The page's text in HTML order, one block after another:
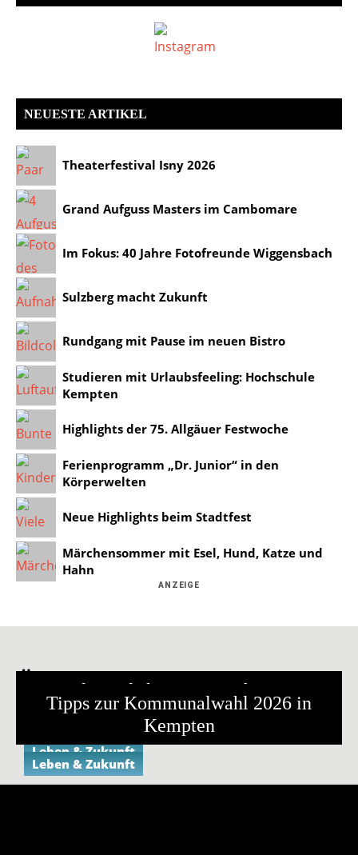
NEUESTE ARTIKEL
Theaterfestival Isny 2026
Grand Aufguss Masters im Cambomare
Im Fokus: 40 Jahre Fotofreunde Wiggensbach
Sulzberg macht Zukunft
Rundgang mit Pause im neuen Bistro
Studieren mit Urlaubsfeeling: Hochschule
Kempten
Highlights der 75. Allgäuer Festwoche
Ferienprogramm „Dr. Junior“ in den
Körperwelten
Neue Highlights beim Stadtfest
Märchensommer mit Esel, Hund, Katze und
Hahn
ANZEIGE
Ähnliche Ereignisse
Podiumsdiskussion mit fast 800
Gästen
Video-Podcast „Stadtgespräch“ mit
den OB-Kandidierenden
Leben & Zukunft
Tipps zur Kommunalwahl 2026 in
Kempten
Leben & Zukunft